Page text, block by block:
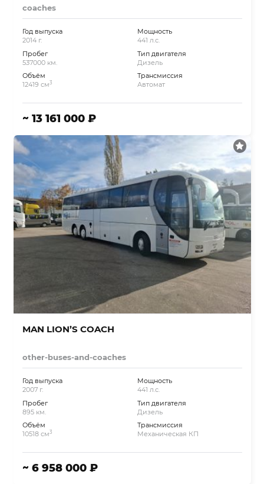
coaches
Год выпуска
2014 г.
Пробег
537000 км.
Объём
12419 см3
Мощность
441 л.с.
Тип двигателя
Дизель
Трансмиссия
Автомат
~ 13 161 000 ₽
MAN LION’S COACH
other-buses-and-coaches
Год выпуска
2007 г.
Пробег
895 км.
Объём
10518 см3
Мощность
441 л.с.
Тип двигателя
Дизель
Трансмиссия
Механическая КП
~ 6 958 000 ₽